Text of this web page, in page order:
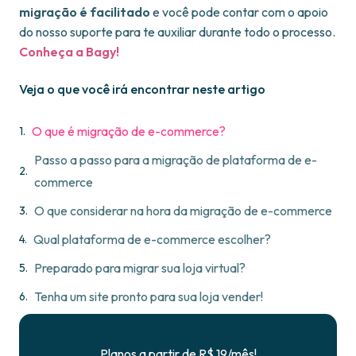
migração é facilitado e você pode contar com o apoio
do nosso suporte para te auxiliar durante todo o processo.
Conheça a Bagy!
Veja o que você irá encontrar neste artigo
O que é migração de e-commerce?
Passo a passo para a migração de plataforma de e-
commerce
O que considerar na hora da migração de e-commerce
Qual plataforma de e-commerce escolher?
Preparado para migrar sua loja virtual?
Tenha um site pronto para sua loja vender!